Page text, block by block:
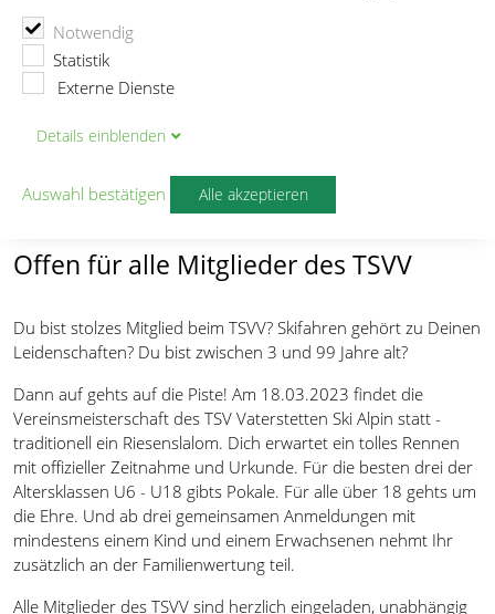
Notwendig
Statistik
Externe Dienste
Details einblenden
Auswahl bestätigen Alle akzeptieren
TSV Vaterstetten e.V.
Anmeldung Vereinsmeisterschaft Ski Alpin
Anmeldung
Vereinsmeisterschaft Ski Alpin
Offen für alle Mitglieder des TSVV
Du bist stolzes Mitglied beim TSVV? Skifahren gehört zu Deinen
Leidenschaften? Du bist zwischen 3 und 99 Jahre alt?
Dann auf gehts auf die Piste! Am 18.03.2023 findet die
Vereinsmeisterschaft des TSV Vaterstetten Ski Alpin statt -
traditionell ein Riesenslalom. Dich erwartet ein tolles Rennen
mit offizieller Zeitnahme und Urkunde. Für die besten drei der
Altersklassen U6 - U18 gibts Pokale. Für alle über 18 gehts um
die Ehre. Und ab drei gemeinsamen Anmeldungen mit
mindestens einem Kind und einem Erwachsenen nehmt Ihr
zusätzlich an der Familienwertung teil.
Alle Mitglieder des TSVV sind herzlich eingeladen, unabhängig